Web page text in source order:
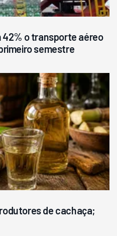
42% o transporte aéreo
semestre
de cachaça;